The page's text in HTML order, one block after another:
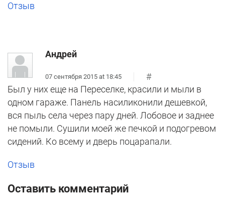
Отзыв
Андрей
07 сентября 2015 at 18:45
#
Был у них еще на Переселке, красили и мыли в
одном гараже. Панель насиликонили дешевкой,
вся пыль села через пару дней. Лобовое и заднее
не помыли. Сушили моей же печкой и подогревом
сидений. Ко всему и дверь поцарапали.
Отзыв
Оставить комментарий